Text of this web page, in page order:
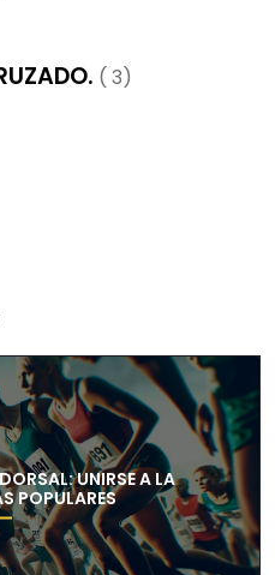
( 3)
UNIRSE A LA
POPULARES